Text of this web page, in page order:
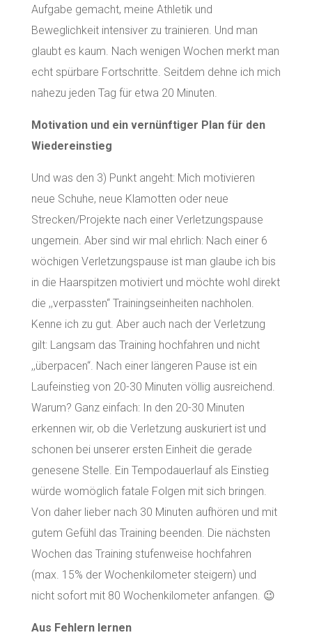
Aufgabe gemacht, meine Athletik und
Beweglichkeit intensiver zu trainieren. Und man
glaubt es kaum. Nach wenigen Wochen merkt man
echt spürbare Fortschritte. Seitdem dehne ich mich
nahezu jeden Tag für etwa 20 Minuten.
Motivation und ein vernünftiger Plan für den
Wiedereinstieg
Und was den 3) Punkt angeht: Mich motivieren
neue Schuhe, neue Klamotten oder neue
Strecken/Projekte nach einer Verletzungspause
ungemein. Aber sind wir mal ehrlich: Nach einer 6
wöchigen Verletzungspause ist man glaube ich bis
in die Haarspitzen motiviert und möchte wohl direkt
die ,,verpassten“ Trainingseinheiten nachholen.
Kenne ich zu gut. Aber auch nach der Verletzung
gilt: Langsam das Training hochfahren und nicht
,,überpacen“. Nach einer längeren Pause ist ein
Laufeinstieg von 20-30 Minuten völlig ausreichend.
Warum? Ganz einfach: In den 20-30 Minuten
erkennen wir, ob die Verletzung auskuriert ist und
schonen bei unserer ersten Einheit die gerade
genesene Stelle. Ein Tempodauerlauf als Einstieg
würde womöglich fatale Folgen mit sich bringen.
Von daher lieber nach 30 Minuten aufhören und mit
gutem Gefühl das Training beenden. Die nächsten
Wochen das Training stufenweise hochfahren
(max. 15% der Wochenkilometer steigern) und
nicht sofort mit 80 Wochenkilometer anfangen. 😉
Aus Fehlern lernen